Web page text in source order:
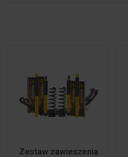
Zestaw zawieszenia